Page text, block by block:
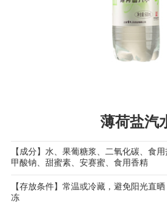
薄荷盐汽
【成分】水、果葡糖浆、二氧化碳、食
甲酸钠、甜蜜素、安赛蜜、食用香精
【存放条件】常温或冷藏，避免阳光直
冻